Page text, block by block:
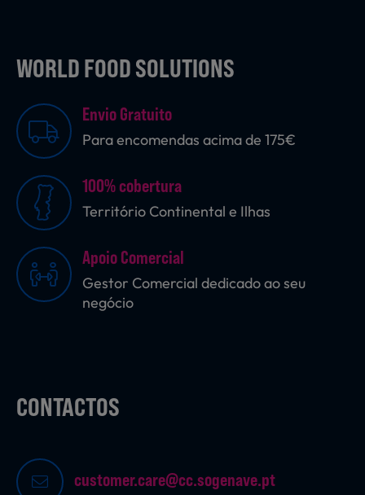
Produtos Vegetarianos
Sobremesas
Ração para Animais
WORLD FOOD SOLUTIONS
Envio Gratuito
Para encomendas acima de 175€
100% cobertura
Território Continental e Ilhas
Apoio Comercial
Gestor Comercial dedicado ao seu
negócio
CONTACTOS
customer.care@cc.sogenave.pt